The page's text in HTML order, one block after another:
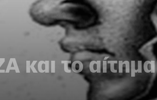
και το